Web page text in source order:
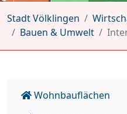
Stadt Völklingen
Bauen & Umwelt
Wohnbauflächen